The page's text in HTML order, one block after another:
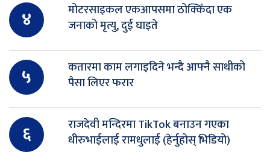
४
मोटरसाइकल एकआपसमा ठोक्किँदा एक
जनाको मृत्यु, दुई घाइते
५
कतारमा काम लगाइदिने भन्दै आफ्नै साथीको
पैसा लिएर फरार
६
राजदेवी मन्दिरमा TikTok बनाउन गएका
धीरुभाईलाई रामधुलाई (हेर्नुहोस् भिडियो)